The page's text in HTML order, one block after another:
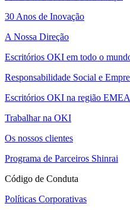
30 Anos de Inovação
A Nossa Direção
Escritórios OKI em todo o
Responsabilidade Social e
Escritórios OKI na região EMEA
Trabalhar na OKI
Os nossos clientes
Programa de Parceiros Shinrai
Código de Conduta
Políticas Corporativas